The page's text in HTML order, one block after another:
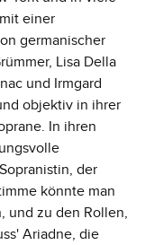
einer
germanischer
Lisa Della
und Irmgard
objektiv in ihrer
In ihren
der
könnte man
und zu den Rollen,
Ariadne, die